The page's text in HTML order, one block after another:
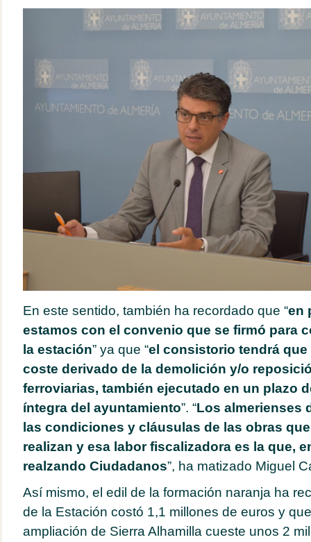
En este sentido, también ha recordado que “en
estamos con el convenio que se firmó para
la estación” ya que “el consistorio tendrá que
coste derivado de la demolición y/o
ferroviarias, también ejecutado en un plazo
íntegra del ayuntamiento”. “Los almerienses
las condiciones y cláusulas de las obras
realizan y esa labor fiscalizadora es la que,
realzando Ciudadanos”, ha matizado Miguel
Así mismo, el edil de la formación naranja ha
de la Estación costó 1,1 millones de euros y
ampliación de Sierra Alhamilla cueste unos 2